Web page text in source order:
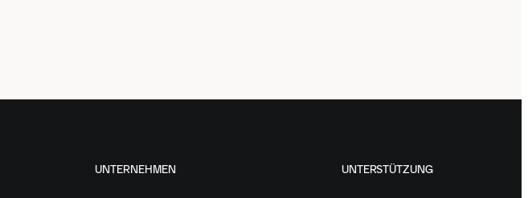
UNTERNEHMEN UNTERSTÜTZUNG